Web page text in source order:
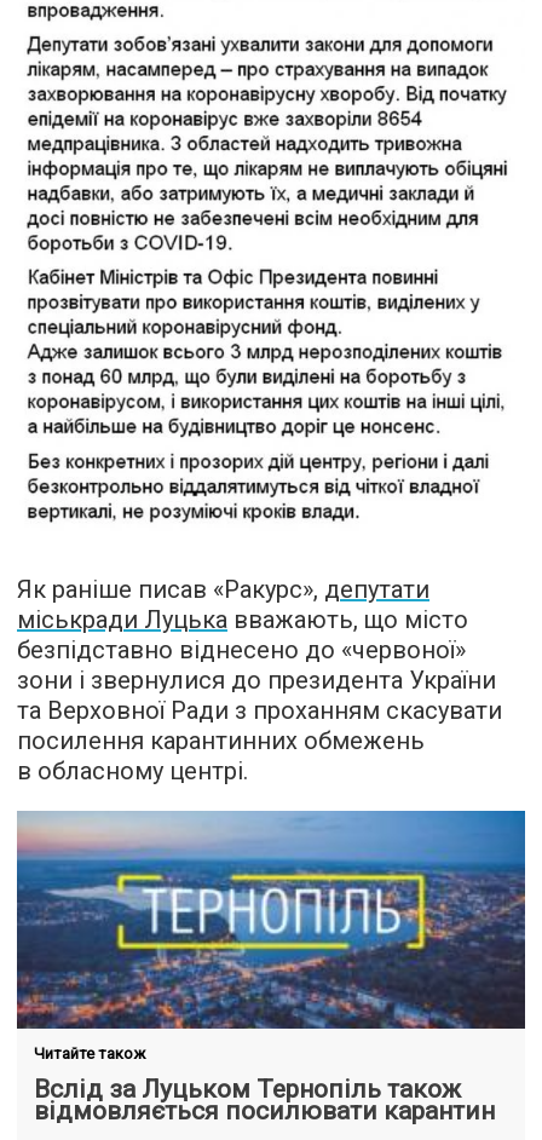
Як раніше писав «Ракурс», депутати
міськради Луцька вважають, що місто
безпідставно віднесено до «червоної»
зони і звернулися до президента України
та Верховної Ради з проханням скасувати
посилення карантинних обмежень
в обласному центрі.
Читайте також
Вслід за Луцьком Тернопіль також
відмовляється посилювати карантин